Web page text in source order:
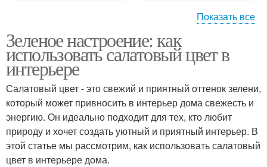
Цвета в текстиле Цвета в интерьере
Цветы в оформлении Цвета для интерьера
Показать все
Зеленое настроение: как
использовать салатовый цвет в
интерьере
Салатовый цвет - это свежий и приятный оттенок зелени,
который может привносить в интерьер дома свежесть и
энергию. Он идеально подходит для тех, кто любит
природу и хочет создать уютный и приятный интерьер. В
этой статье мы рассмотрим, как использовать салатовый
цвет в интерьере дома.